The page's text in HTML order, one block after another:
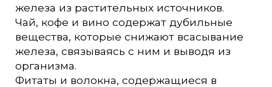
железа из растительных источников.
Чай, кофе и вино содержат дубильные
вещества, которые снижают всасывание
железа, связываясь с ним и выводя из
организма.
Фитаты и волокна, содержащиеся в